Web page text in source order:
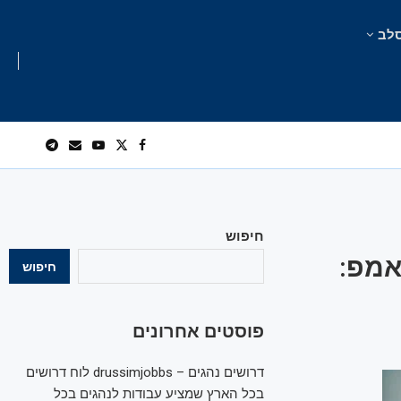
טראמפ:
חיפוש
חיפוש
פוסטים אחרונים
דרושים נהגים – drussimjobbs לוח דרושים
בכל הארץ שמציע עבודות לנהגים בכל